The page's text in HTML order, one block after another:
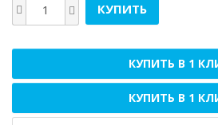
КУПИТЬ
КУПИТЬ В 1
КУПИТЬ В 1